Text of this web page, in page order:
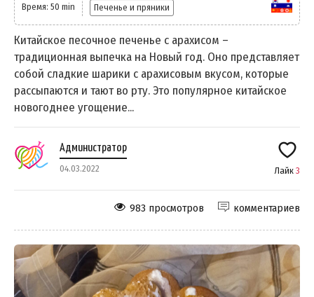
Время: 50 min Печенье и пряники
Китайское песочное печенье с арахисом –
традиционная выпечка на Новый год. Оно представляет
собой сладкие шарики с арахисовым вкусом, которые
рассыпаются и тают во рту. Это популярное китайское
новогоднее угощение...
Администратор
04.03.2022 Лайк 3
комментариев
983 просмотров